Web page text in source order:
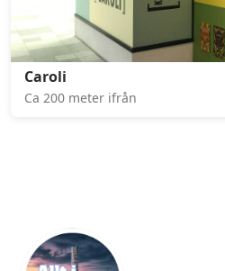
Caroli
Ca 200 meter ifrån